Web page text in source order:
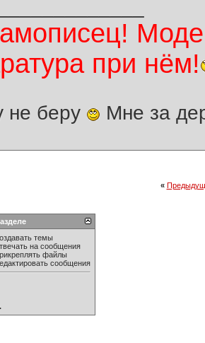
при нём!
не беру Мне за
«
темы
на сообщения
файлы
сообщения